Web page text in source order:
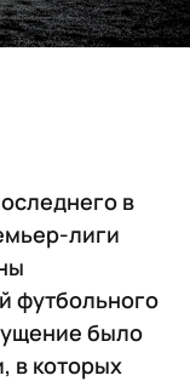
в
лиги
футбольного
было
в которых